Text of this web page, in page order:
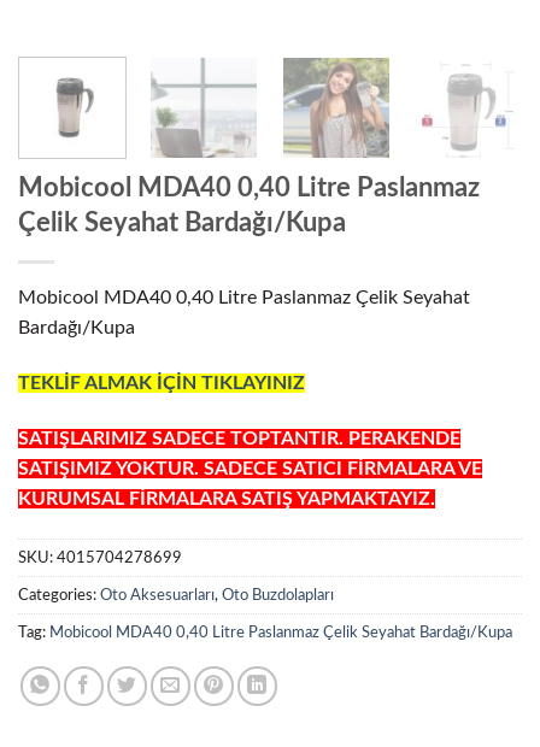
Mobicool MDA40 0,40 Litre Paslanmaz
Çelik Seyahat Bardağı/Kupa
Mobicool MDA40 0,40 Litre Paslanmaz Çelik Seyahat
Bardağı/Kupa
TEKLİF ALMAK İÇİN TIKLAYINIZ
SATIŞLARIMIZ SADECE TOPTANTIR. PERAKENDE
SATIŞIMIZ YOKTUR. SADECE SATICI FİRMALARA VE
KURUMSAL FİRMALARA SATIŞ YAPMAKTAYIZ.
SKU: 4015704278699
Categories: Oto Aksesuarları, Oto Buzdolapları
Tag: Mobicool MDA40 0,40 Litre Paslanmaz Çelik Seyahat Bardağı/Kupa